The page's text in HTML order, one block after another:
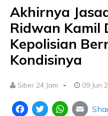
Akhirnya
Ridwan Kamil
Kepolisian
Kondisinya
Siber 24 Jam - 09 Jun
FacebookTwitter